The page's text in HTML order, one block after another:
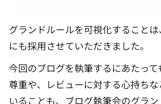
グランドルールを可視化すること
にも採用させていただきました。
今回のブログを執筆するにあたっ
尊重や、レビューに対する心持ち
いることも、ブログ執筆会のグラ